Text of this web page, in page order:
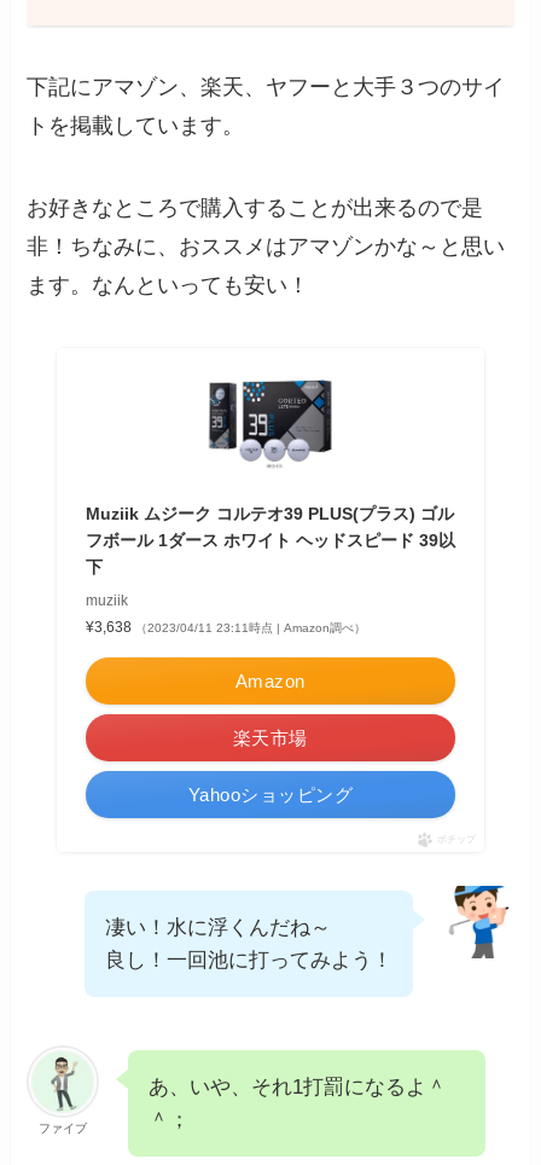
下記にアマゾン、楽天、ヤフーと大手３つのサイ
トを掲載しています。
お好きなところで購入することが出来るので是
非！ちなみに、おススメはアマゾンかな～と思い
ます。なんといっても安い！
Muziik ムジーク コルテオ39 PLUS(プラス) ゴル
フボール 1ダース ホワイト ヘッドスピード 39以
下
muziik
¥3,638
（2023/04/11 23:11時点 | Amazon調べ）
Amazon
楽天市場
Yahooショッピング
ポチップ
凄い！水に浮くんだね～
良し！一回池に打ってみよう！
ファイブ
あ、いや、それ1打罰になるよ＾
＾；